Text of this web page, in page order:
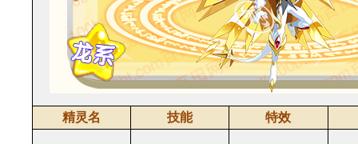
精灵名 技能 特效